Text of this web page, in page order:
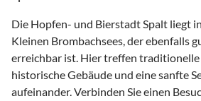
Die Hopfen- und Bierstadt Spalt liegt
Kleinen Brombachsees, der ebenfalls
erreichbar ist. Hier treffen
historische Gebäude und eine sanfte
aufeinander. Verbinden Sie einen